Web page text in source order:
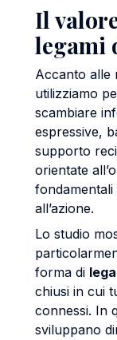
Il
legami
Accanto alle
utilizziamo
scambiare
espressive,
supporto
orientate
all’azione.
Lo studio
forma di
chiusi in cui
connessi. In
sviluppano